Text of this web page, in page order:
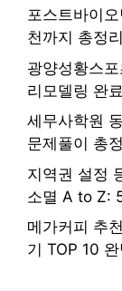
포스트바이
천까지 총정리
광양성황스
리모델링 완
세무사학원
문제풀이 총
지역권 설정
소멸 A to Z:
메가커피 추
기 TOP 10